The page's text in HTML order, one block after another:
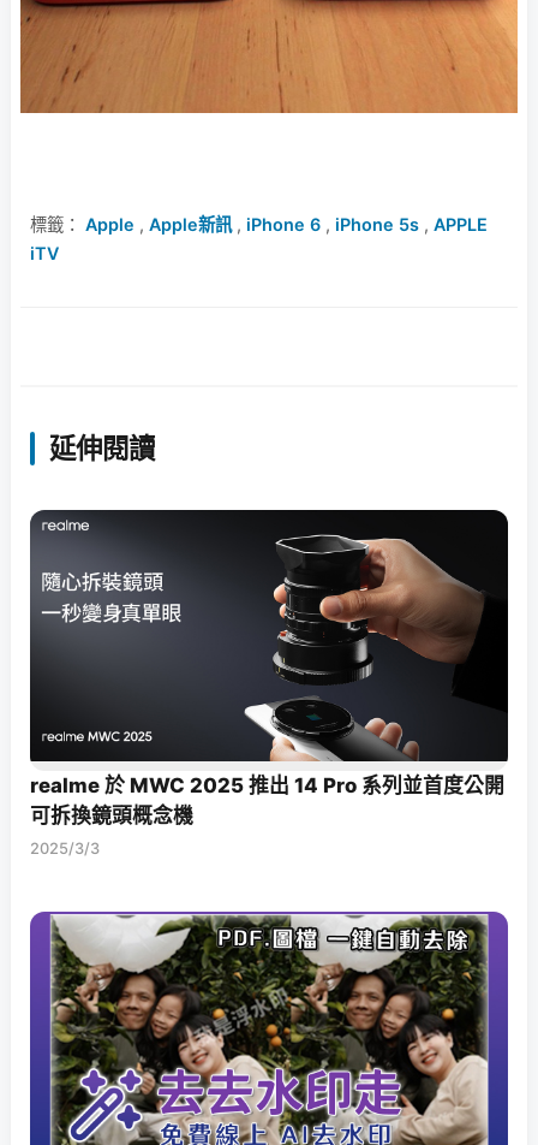
標籤： Apple , Apple新訊, iPhone 6 , iPhone 5s , APPLE
iTV
延伸閱讀
realme 於 MWC 2025 推出 14 Pro 系列並首度公開
可拆換鏡頭概念機
2025/3/3